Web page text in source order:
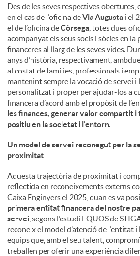
u
t
s
Des de les seves respectives obertures,
en el cas de l’oficina deVia Augusta i el
el de l’oficina deCòrsega , totes dues
acompanyat els seus socis i sòcies en la
financeres al llarg de les seves vides.
anys d’història, respectivament,
al costat de famílies, professionals i
mantenint sempre la vocació de servei i
personalitzat i proper per ajudar-los a
financera d’acord amb el propòsit de
les finances, generar valor compartit i
positiu en la societat i l’entorn.
Un model de servei reconegut per la
proximitat
Aquesta trajectòria de proximitat i
reflectida en reconeixements externs
Caixa Enginyers el 2025, quan es va
primera entitat financera del nostre
servei , segons l’estudi EQUOS de
reconeix el model d’atenció de l’entitat
equips que, amb el seu talent,
treballen per oferir una experiència